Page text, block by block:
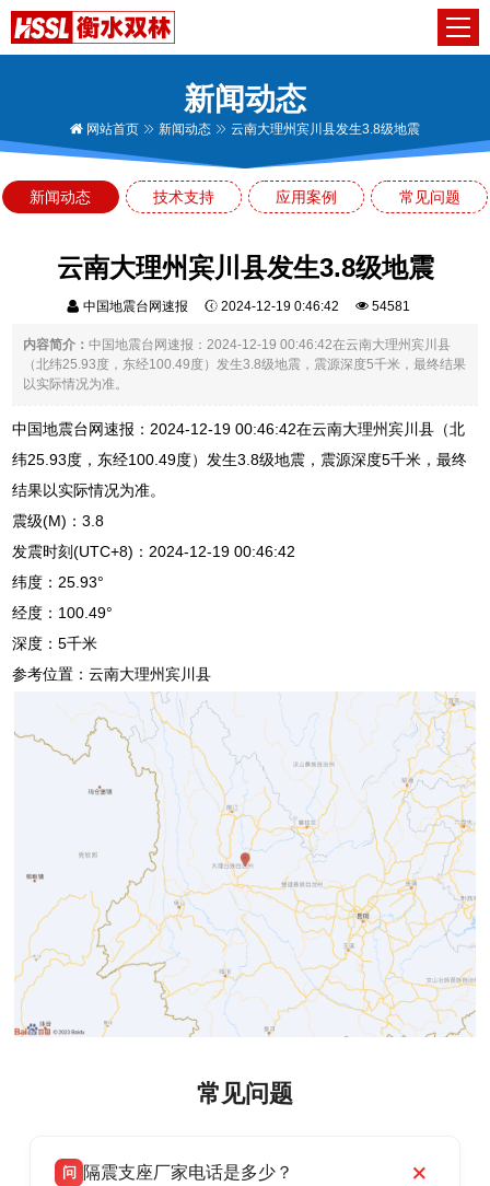
新闻动态
网站首页 新闻动态 云南大理州宾川县发生3.8级地震
新闻动态 技术支持 应用案例 常见问题
云南大理州宾川县发生3.8级地震
中国地震台网速报 2024-12-19 0:46:42 54581
内容简介：中国地震台网速报：2024-12-19 00:46:42在云南大理州宾川县
（北纬25.93度，东经100.49度）发生3.8级地震，震源深度5千米，最终结果
以实际情况为准。
中国地震台网速报：2024-12-19 00:46:42在云南大理州宾川县（北
纬25.93度，东经100.49度）发生3.8级地震，震源深度5千米，最终
结果以实际情况为准。
震级(M)：3.8
发震时刻(UTC+8)：2024-12-19 00:46:42
纬度：25.93°
经度：100.49°
深度：5千米
参考位置：云南大理州宾川县
常见问题
问 隔震支座厂家电话是多少？